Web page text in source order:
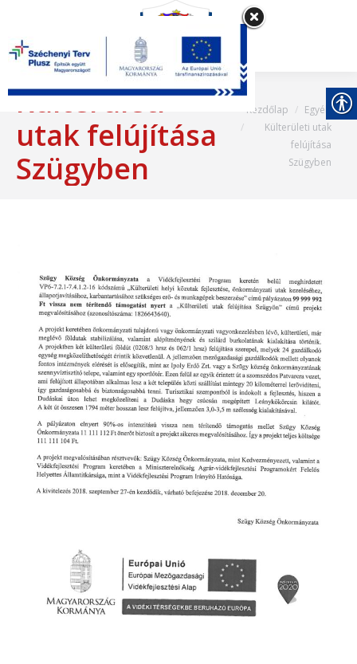
Külterületi
utak felújítása
Szügyben
Most itt vagy:
Kezdőlap
Egyéb
Külterületi utak
felújítása
Szügyben